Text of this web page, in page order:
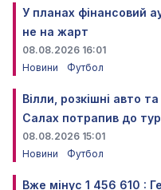
У планах фінансовий
не на жарт
08.08.2026 16:01
Новини
Футбол
Вілли, розкішні авто
Салах потрапив до
08.08.2026 15:01
Новини
Футбол
Вже мінус 1 456 610 :